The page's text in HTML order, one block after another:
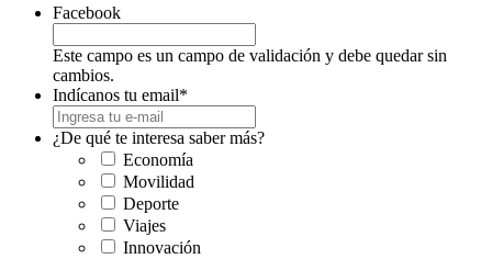
Facebook
Este campo es un campo de validación y debe quedar sin
cambios.
Indícanos tu email*
¿De qué te interesa saber más?
Economía
Movilidad
Deporte
Viajes
Innovación